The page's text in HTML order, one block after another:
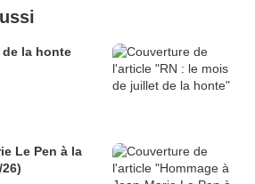
la honte
Le Pen à la